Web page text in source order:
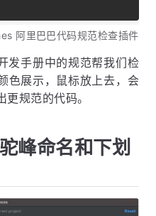
阿里巴巴代码规范检查插件
发手册中的规范帮我们检
色展示，鼠标放上去，会
规范的代码。
峰命名和下划